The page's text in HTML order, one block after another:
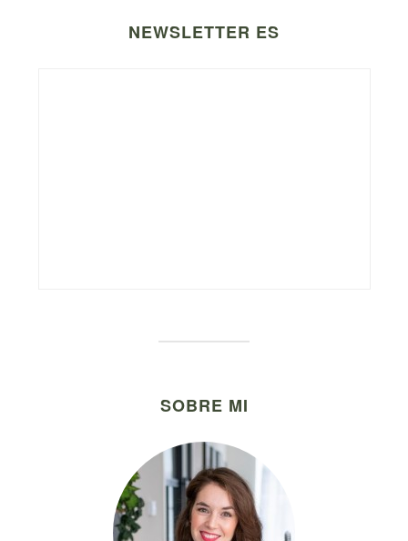
NEWSLETTER ES
SOBRE MI